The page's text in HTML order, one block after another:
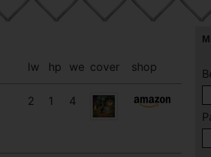
lw hp we cover shop
2 1 4